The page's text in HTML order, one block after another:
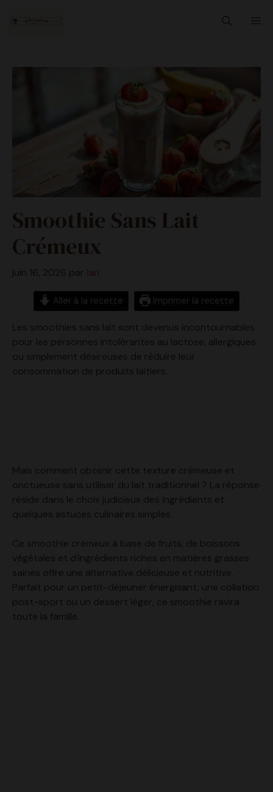
Smoothie Sans Lait
Crémeux
juin 16, 2026 par Ian
Aller à la recette Imprimer la recette
Les smoothies sans lait sont devenus incontournables
pour les personnes intolérantes au lactose, allergiques
ou simplement désireuses de réduire leur
consommation de produits laitiers.
Mais comment obtenir cette texture crémeuse et
onctueuse sans utiliser du lait traditionnel ? La réponse
réside dans le choix judicieux des ingrédients et
quelques astuces culinaires simples.
Ce smoothie crémeux à base de fruits, de boissons
végétales et d’ingrédients riches en matières grasses
saines offre une alternative délicieuse et nutritive.
Parfait pour un petit-déjeuner énergisant, une collation
post-sport ou un dessert léger, ce smoothie ravira
toute la famille.